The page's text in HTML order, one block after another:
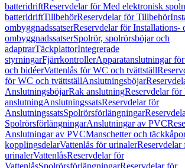
batteridriftReservdelar för Med elektronisk
batteridriftTillbehörReservdelar för Tillbehör
ombyggnadssatserReservdelar för Installations-
ombyggnadssatserSpolrör, spolrörsböjar och
adaptrarTäckplattorIntegrerade
styrningarFjärrkontrollerApparatanslutningar
och bidéerVattenlås för WC och tvättställ
för WC och tvättställAnslutningsböjar
AnslutningsböjarRak anslutningReservdelar för
anslutningAnslutningssatsReservdelar för
AnslutningssatsSpolrörsförlängningar
SpolrörsförlängningarAnslutningar av PVC
Anslutningar av PVCManschetter och
kopplingsdelarVattenlås för urinalerReservdelar
urinalerVattenlåsReservdelar för
VattenlåsSpolrörsförlängningarReservdelar för